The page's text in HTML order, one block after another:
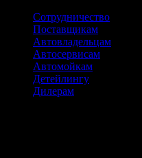
Сотрудничество
Поставщикам
Автовладельцам
Автосервисам
Автомойкам
Детейлингу
Дилерам